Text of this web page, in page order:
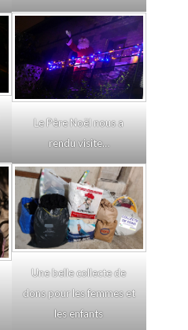
Le Père Noël nous a
rendu visite…
Une belle collecte de
dons pour les femmes et
les enfants